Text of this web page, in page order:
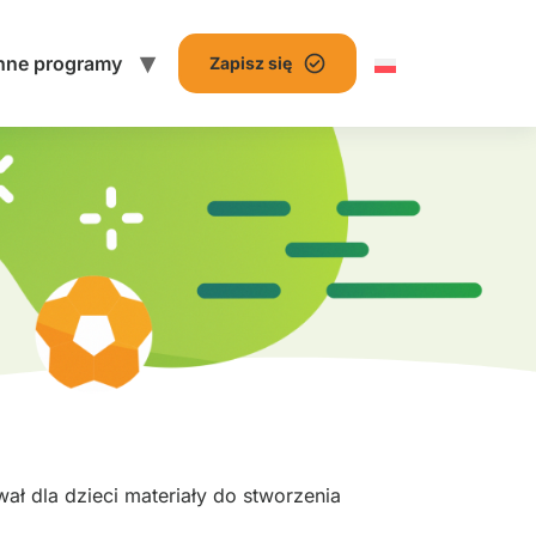
programy Zapisz się
dla dzieci materiały do stworzenia